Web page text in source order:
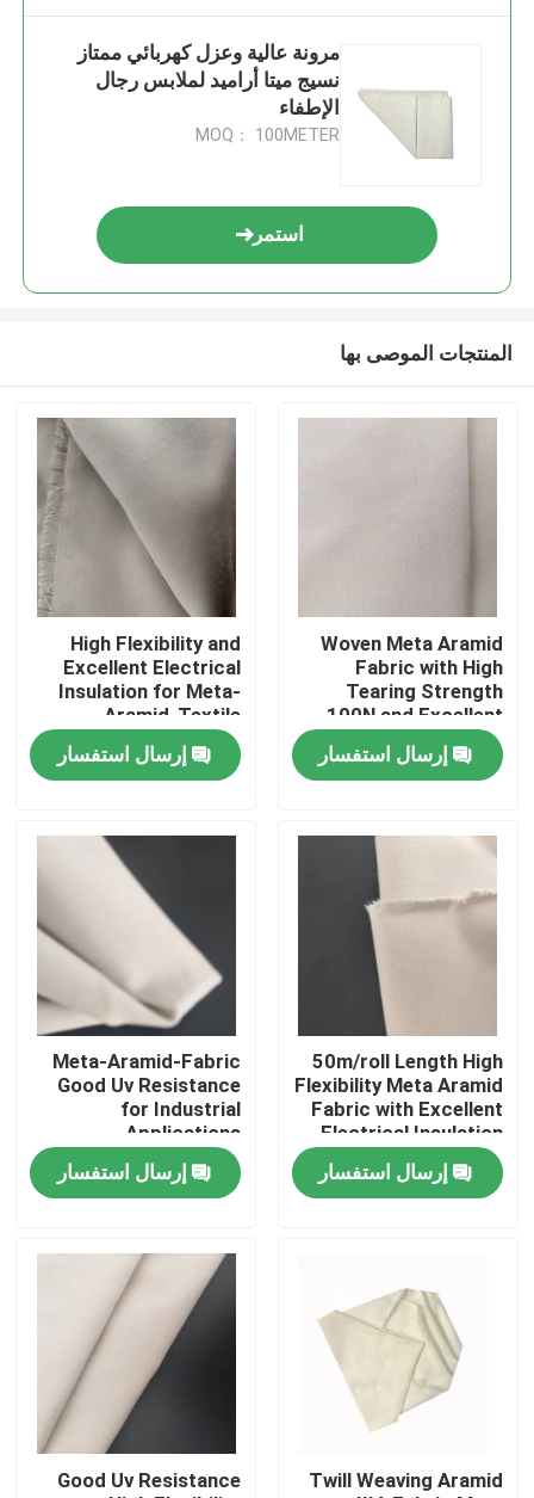
معلومات عنا
جولة في المعمل
رقابة جودة
اطلب اقتباس
نسيج ميتا الأراميد
نسيج الأراميد
مرونة عالية وعزل كهربائي ممتاز
نسيج ميتا أراميد لملابس رجال
الإطفاء
MOQ： 100METER
استمر
المنتجات الموصى بها
Woven Meta Aramid
Fabric with High
Tearing Strength
100N and Excellent
Electrical Insulation
إرسال استفسار
High Flexibility and
Excellent Electrical
Insulation for Meta-
Aramid-Textile
إرسال استفسار
50m/roll Length High
Flexibility Meta Aramid
Fabric with Excellent
Electrical Insulation
إرسال استفسار
Meta-Aramid-Fabric
Good Uv Resistance
for Industrial
Applications
إرسال استفسار
Twill Weaving Aramid
Good Uv Resistance